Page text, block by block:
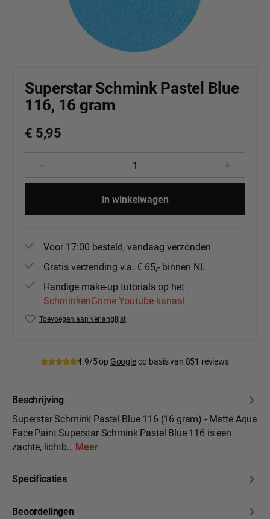
Superstar Schmink Pastel Blue
116, 16 gram
€ 5,95
Producthoeveelheid: Voer de
In winkelwagen
Voor 17:00 besteld, vandaag verzonden
Gratis verzending v.a. € 65,- binnen NL
Handige make-up tutorials op het
SchminkenGrime Youtube kanaal
Toevoegen aan verlanglijst
4.9/5 op Googleop basis van 851 reviews
Beschrijving
Superstar Schmink Pastel Blue 116 (16 gram) - Matte Aqua
Face Paint Superstar Schmink Pastel Blue 116 is een
zachte, lichtb… Meer
Specificaties
Beoordelingen